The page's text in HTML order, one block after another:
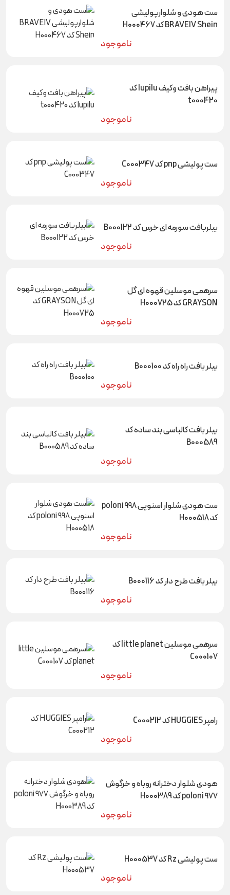
ست هودی و شلوارپولیشی
BRAVEIV Shein کد H000467
ناموجود
پیراهن بافت وکیف lupilu کد
t000420
ناموجود
ست پولیشی pnp کد C000347
ناموجود
بیلربافت سورمه ای خرس کد B000122
ناموجود
سرهمی موسلین قهوه ای گل
GRAYSON کد H000725
ناموجود
بیلر بافت راه راه کد B000100
ناموجود
بیلر بافت کالباسی بند ساده کد
B000589
ناموجود
ست هودی شلوار اسنوپی ۹۹۸ poloni
کد H000518
ناموجود
بیلر بافت طرح دار کد B000116
ناموجود
سرهمی موسلین little planet کد
C000107
ناموجود
رامپر HUGGIES کد C000212
ناموجود
هودی شلوار دخترانه روباه و خرگوش
۹۷۷ poloni کد H000389
ناموجود
ست پولیشی Rz کد H000537
ناموجود